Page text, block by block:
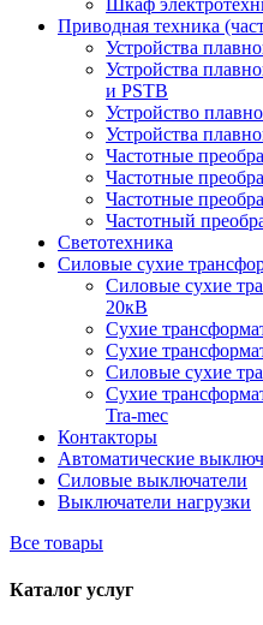
Шкаф
Приводная техника
Устройства
Устройства
и PSTB
Устройство
Устройства
Частотные
Частотные
Частотные
Частотный
Светотехника
Силовые сухие
Силовые сухие
20кВ
Сухие
Сухие
Силовые сухие
Сухие
Tra-mec
Контакторы
Автоматические
Силовые выключатели
Выключатели нагрузки
Все товары
Каталог услуг